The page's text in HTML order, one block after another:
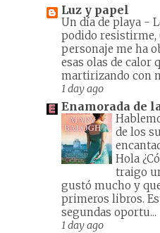
Luz y papel
Un día de playa -
podido resistirme,
personaje me ha
esas olas de calor
martirizando con
1 day ago
Enamorada de
de los
Hola
traigo
gustó mucho y
primeros libros.
segundas oportu...
1 day ago